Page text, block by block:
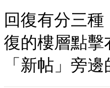
回復有分三
復的樓層點擊
「新帖」旁邊